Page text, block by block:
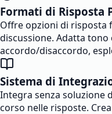
Formati di Risposta
Offre opzioni di risposta
discussione. Adatta
accordo/disaccordo,
Sistema di
Integra senza soluzione
corso nelle risposte.